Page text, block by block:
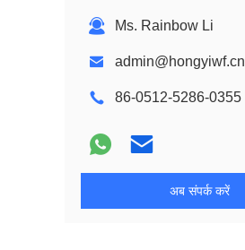
Ms. Rainbow Li
admin@hongyiwf.cn
86-0512-5286-0355
अब संपर्क करें